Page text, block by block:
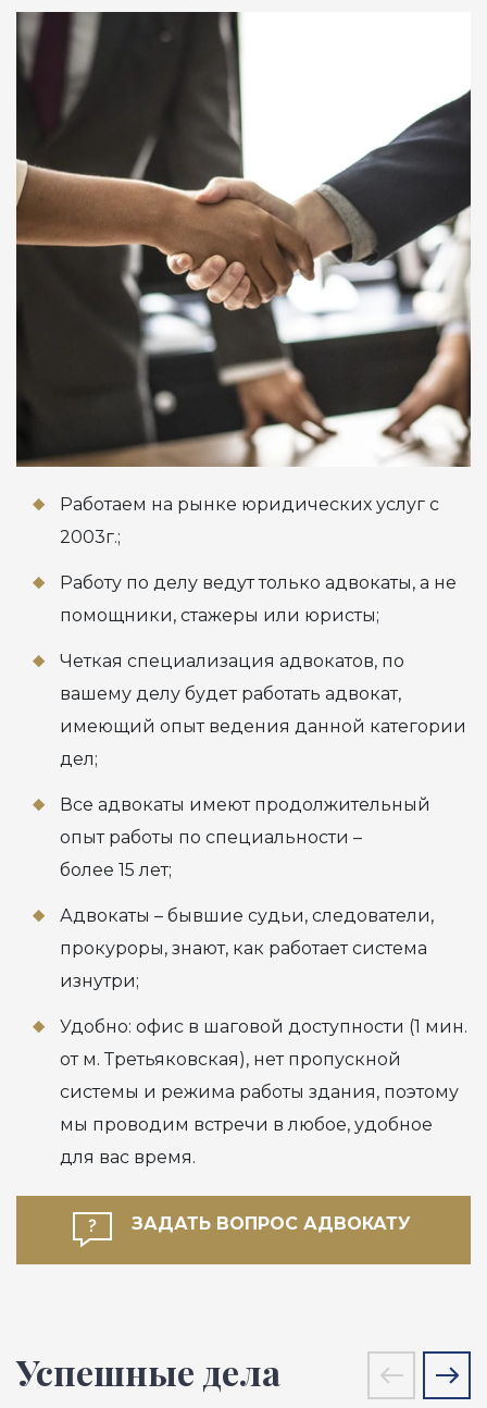
Работаем на рынке юридических услуг с
2003г.;
Работу по делу ведут только адвокаты, а не
помощники, стажеры или юристы;
Четкая специализация адвокатов, по
вашему делу будет работать адвокат,
имеющий опыт ведения данной категории
дел;
Все адвокаты имеют продолжительный
опыт работы по специальности –
более 15 лет;
Адвокаты – бывшие судьи, следователи,
прокуроры, знают, как работает система
изнутри;
Удобно: офис в шаговой доступности (1 мин.
от м. Третьяковская), нет пропускной
системы и режима работы здания, поэтому
мы проводим встречи в любое, удобное
для вас время.
ЗАДАТЬ ВОПРОС АДВОКАТУ
Успешные дела